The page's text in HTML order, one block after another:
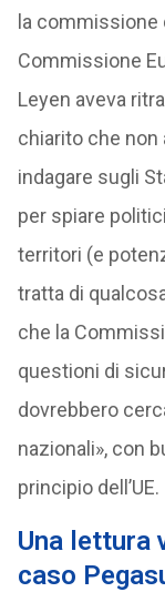
la commissione
Commissione
Leyen aveva
chiarito che non
indagare sugli
per spiare
territori (e
tratta di
che la
questioni di
dovrebbero
nazionali», con
principio dell’UE.
Una lettura
caso